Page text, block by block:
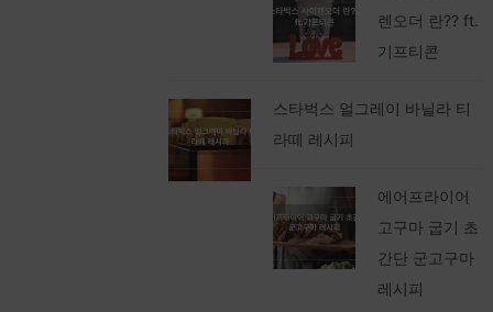
렌오더 란?? ft.
기프티콘
스타벅스 얼그레이 바닐라 티
라떼 레시피
에어프라이어
고구마 굽기 초
간단 군고구마
레시피